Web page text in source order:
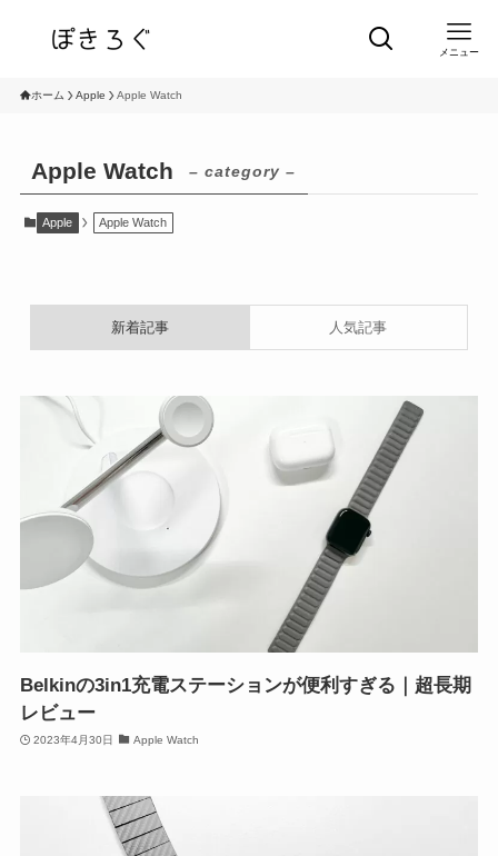
メニュー
ホーム Apple Apple Watch
Apple Watch – category –
Apple Apple Watch
新着記事 人気記事
Belkinの3in1充電ステーションが便利すぎる｜超長期
レビュー
2023年4月30日 Apple Watch